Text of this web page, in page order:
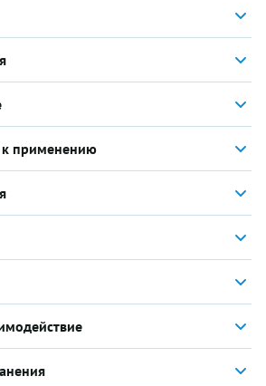
к применению